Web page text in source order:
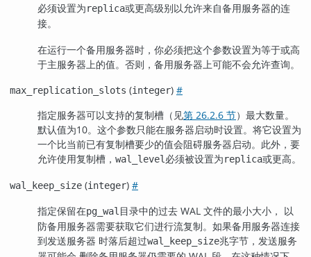
必须设置为replica或更高级别以允许来自备用服务器的连
接。
在运行一个备用服务器时，你必须把这个参数设置为等于或高
于主服务器上的值。否则，备用服务器上可能不会允许查询。
max_replication_slots (integer) #
指定服务器可以支持的复制槽（见第 26.2.6 节）最大数量。
默认值为10。这个参数只能在服务器启动时设置。将它设置为
一个比当前已有复制槽要少的值会阻碍服务器启动。此外，要
允许使用复制槽， wal_level必须被设置为replica或更高。
wal_keep_size (integer) #
指定保留在pg_wal 目录中的过去 WAL 文件的最小大小， 以
防备用服务器需要获取它们进行流复制。如果备用服务器连接
到发送服务器 时落后超过wal_keep_size兆字节，发送服务